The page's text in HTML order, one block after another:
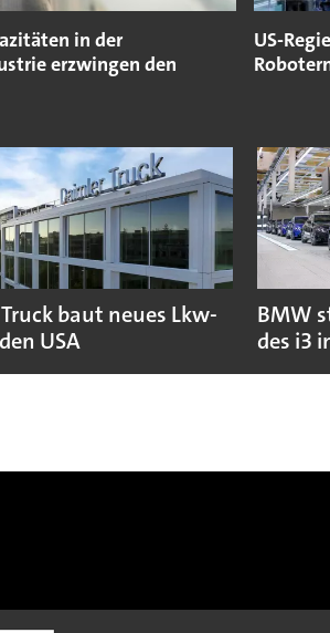
in der
erzwingen den
US-
baut neues Lkw-
USA
BMW
des i3